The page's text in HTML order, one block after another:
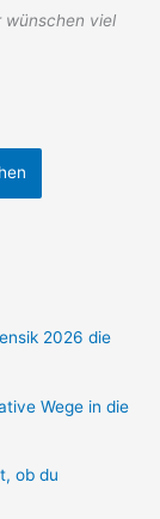
wünschen viel
2026 die
Wege in die
ob du